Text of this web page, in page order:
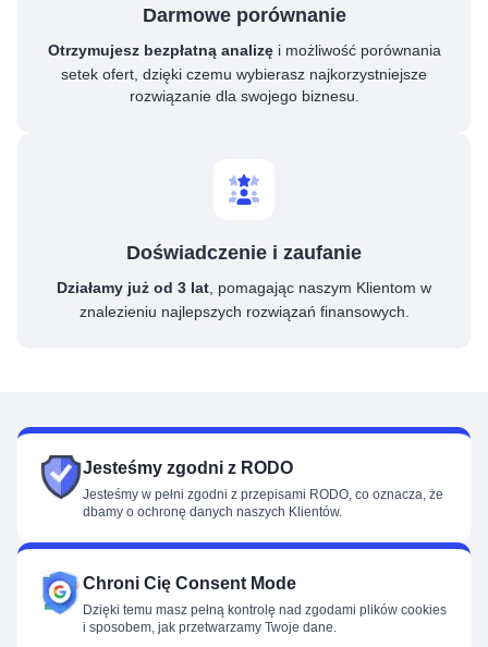
Darmowe porównanie
Otrzymujesz bezpłatną analizęi możliwość porównania
setek ofert, dzięki czemu wybierasz najkorzystniejsze
rozwiązanie dla swojego biznesu.
Doświadczenie i zaufanie
Działamy już od 3 lat , pomagając naszym Klientom w
znalezieniu najlepszych rozwiązań finansowych.
Jesteśmy zgodni z RODO
Jesteśmy w pełni zgodni z przepisami RODO, co oznacza, że
dbamy o ochronę danych naszych Klientów.
Chroni Cię Consent Mode
Dzięki temu masz pełną kontrolę nad zgodami plików cookies
i sposobem, jak przetwarzamy Twoje dane.